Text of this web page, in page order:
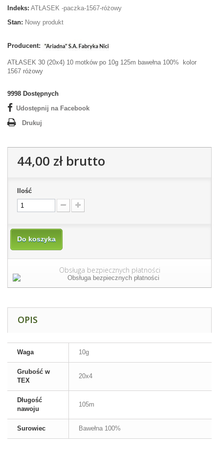
Indeks: ATŁASEK -paczka-1567-różowy
Stan: Nowy produkt
Producent:
ATŁASEK 30 (20x4) 10 motków po 10g 125m bawełna 100% kolor
1567 różowy
9998 Dostępnych
Udostępnij na Facebook
Drukuj
44,00 złbrutto
Ilość
Do koszyka
Obsługa bezpiecznych płatności
OPIS
Waga 10g
Grubość w
TEX
20x4
Długość
nawoju
105m
Surowiec Bawełna 100%